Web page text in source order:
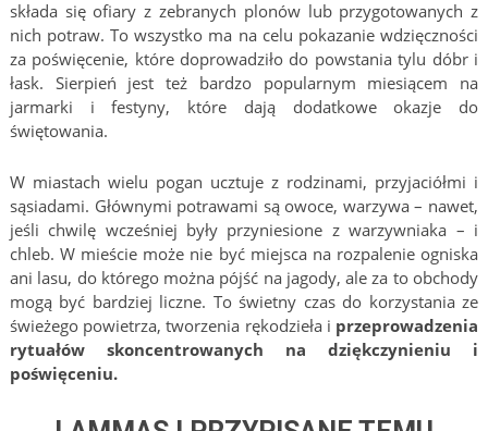
składa się ofiary z zebranych plonów lub przygotowanych z
nich potraw. To wszystko ma na celu pokazanie wdzięczności
za poświęcenie, które doprowadziło do powstania tylu dóbr i
łask. Sierpień jest też bardzo popularnym miesiącem na
jarmarki i festyny, które dają dodatkowe okazje do
świętowania.
W miastach wielu pogan ucztuje z rodzinami, przyjaciółmi i
sąsiadami. Głównymi potrawami są owoce, warzywa – nawet,
jeśli chwilę wcześniej były przyniesione z warzywniaka – i
chleb. W mieście może nie być miejsca na rozpalenie ogniska
ani lasu, do którego można pójść na jagody, ale za to obchody
mogą być bardziej liczne. To świetny czas do korzystania ze
świeżego powietrza, tworzenia rękodzieła i przeprowadzenia
rytuałów skoncentrowanych na dziękczynieniu i
poświęceniu.